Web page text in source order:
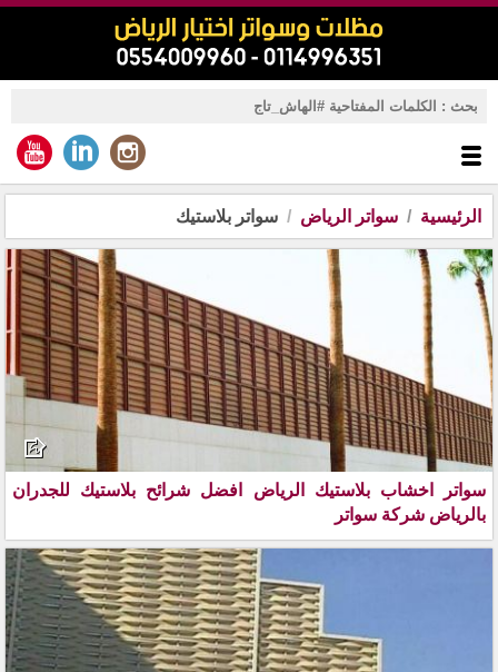
الرئيسية سواتر الرياض سواتر بلاستيك
سواتر اخشاب بلاستيك الرياض افضل شرائح بلاستيك للجدران
بالرياض شركة سواتر